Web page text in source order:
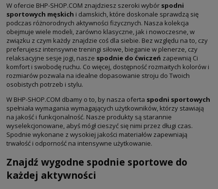
W ofercie BHP-SHOP.COM znajdziesz szeroki wybór spodni
sportowych męskich i damskich, które doskonale sprawdzą się
podczas różnorodnych aktywności fizycznych. Nasza kolekcja
obejmuje wiele modeli, zarówno klasyczne, jak i nowoczesne, w
związku z czym każdy znajdzie coś dla siebie. Bez względu na to, czy
preferujesz intensywne treningi siłowe, bieganie w plenerze, czy
relaksacyjne sesje jogi, nasze spodnie do ćwiczeń zapewnią Ci
komfort i swobodę ruchu. Co więcej, dostępność rozmaitych kolorów i
rozmiarów pozwala na idealne dopasowanie stroju do Twoich
osobistych potrzeb i stylu.
W BHP-SHOP.COM dbamy o to, by nasza oferta spodni sportowych
spełniała wymagania wymagających użytkowników, którzy stawiają
na jakość i funkcjonalność. Nasze produkty są starannie
wyselekcjonowane, abyś mógł cieszyć się nimi przez długi czas.
Spodnie wykonane z wysokiej jakości materiałów zapewniają
trwałość i odporność na intensywne użytkowanie.
Znajdź wygodne spodnie sportowe do
każdej aktywności